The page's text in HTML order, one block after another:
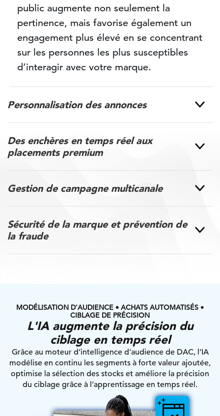
public augmente non seulement la
pertinence, mais favorise également un
engagement plus élevé en se concentrant
sur les personnes les plus susceptibles
d’interagir avec votre marque.
Personnalisation des annonces
Des enchères en temps réel aux
placements premium
Gestion de campagne multicanale
Sécurité de la marque et prévention de
la fraude
MODÉLISATION D'AUDIENCE • ACHATS AUTOMATISÉS •
CIBLAGE DE PRÉCISION
L'IA augmente la précision du
ciblage en temps réel
Grâce au moteur d’intelligence d’audience de DAC, l’IA
modélise en continu les segments à forte valeur ajoutée,
optimise la sélection des stocks et améliore la précision
du ciblage grâce à l’apprentissage en temps réel.